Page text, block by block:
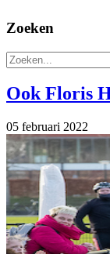
Zoeken
Ook Floris
05 februari 2022